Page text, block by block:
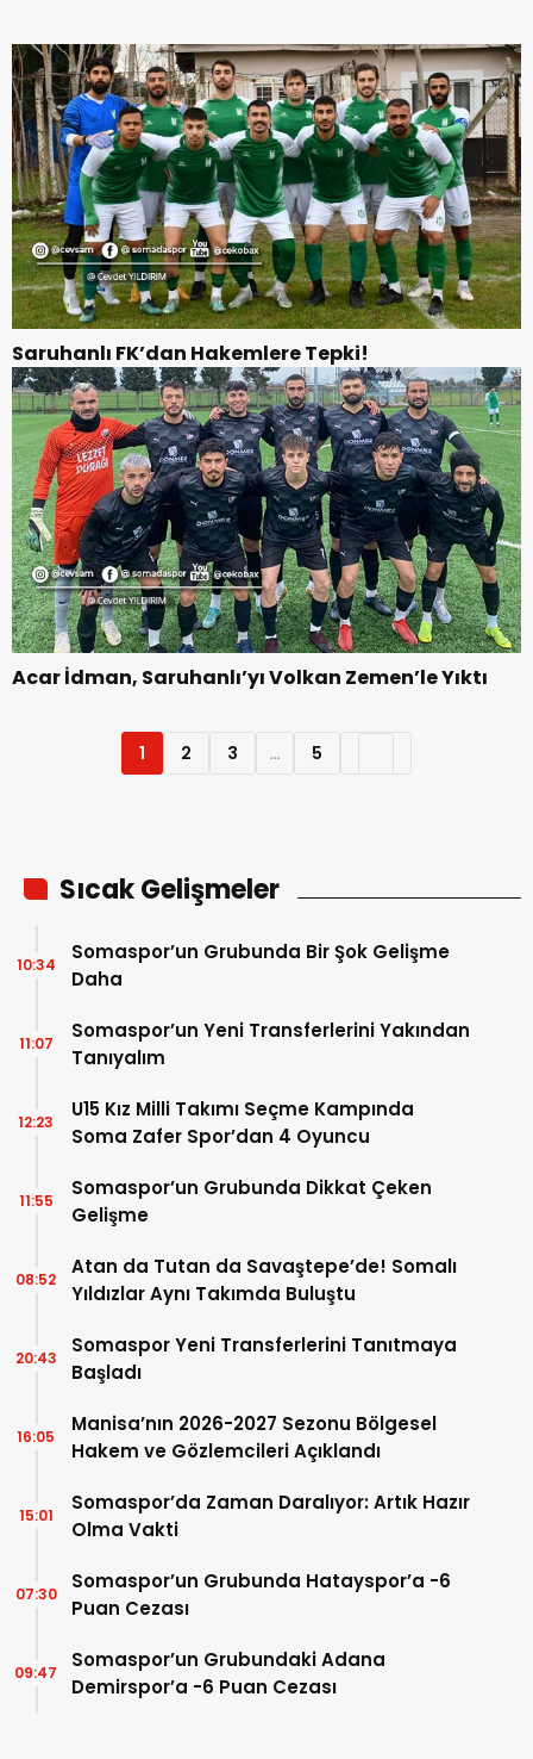
Saruhanlı FK’dan Hakemlere Tepki!
Acar İdman, Saruhanlı’yı Volkan Zemen’le Yıktı
1 2 3 … 5
Sıcak Gelişmeler
Somaspor’un Grubunda Bir Şok Gelişme
Daha
10:34
Somaspor’un Yeni Transferlerini Yakından
Tanıyalım
11:07
U15 Kız Milli Takımı Seçme Kampında
Soma Zafer Spor’dan 4 Oyuncu
12:23
Somaspor’un Grubunda Dikkat Çeken
Gelişme
11:55
Atan da Tutan da Savaştepe’de! Somalı
Yıldızlar Aynı Takımda Buluştu
08:52
Somaspor Yeni Transferlerini Tanıtmaya
Başladı
20:43
Manisa’nın 2026-2027 Sezonu Bölgesel
Hakem ve Gözlemcileri Açıklandı
16:05
Somaspor’da Zaman Daralıyor: Artık Hazır
Olma Vakti
15:01
Somaspor’un Grubunda Hatayspor’a -6
Puan Cezası
07:30
Somaspor’un Grubundaki Adana
Demirspor’a -6 Puan Cezası
09:47